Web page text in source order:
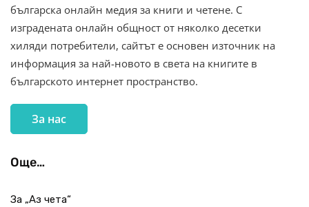
българска онлайн медия за книги и четене. С
изградената онлайн общност от няколко десетки
хиляди потребители, сайтът е основен източник на
информация за най-новото в света на книгите в
българското интернет пространство.
За нас
Още…
За „Аз чета“